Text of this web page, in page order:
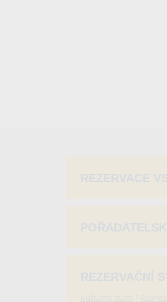
REZERVACE
REZERVAČNÍ